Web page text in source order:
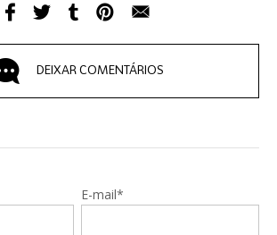
DEIXAR COMENTÁRIOS
E-mail*